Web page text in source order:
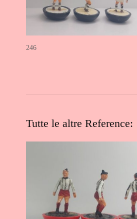
246
Tutte le altre Reference: